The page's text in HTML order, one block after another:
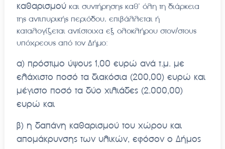
καθαρισμούκαι συντήρησης καθ’ όλη τη διάρκεια
της αντιπυρικής περιόδου, επιβάλλεται ή
καταλογίζεται αντίστοιχα εξ ολοκλήρου στον/στους
υπόχρεους από τον Δήμο:
α) πρόστιμο ύψους 1,00 ευρώ ανά τ.μ. με
ελάχιστο ποσό τα διακόσια (200,00) ευρώ και
μέγιστο ποσό τα δύο χιλιάδες (2.000,00)
ευρώ και
β) η δαπάνη καθαρισμού του χώρου και
απομάκρυνσης των υλικών, εφόσον ο Δήμος